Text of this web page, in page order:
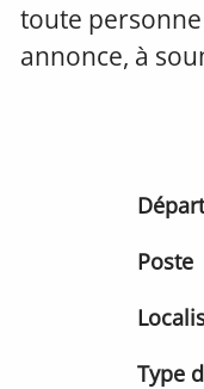
toute
annonce, à
Poste
Type